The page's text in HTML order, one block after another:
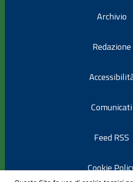
Archivio
Redazione
Comunicati
Feed RSS
Cookie